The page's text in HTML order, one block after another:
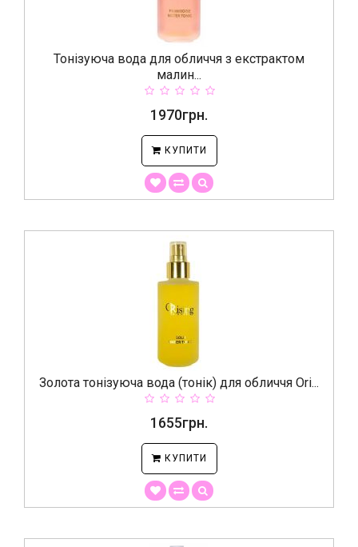
Тонізуюча вода для обличчя з екстрактом
малин...
1970грн.
КУПИТИ
Золота тонізуюча вода (тонік) для обличчя Ori...
1655грн.
КУПИТИ